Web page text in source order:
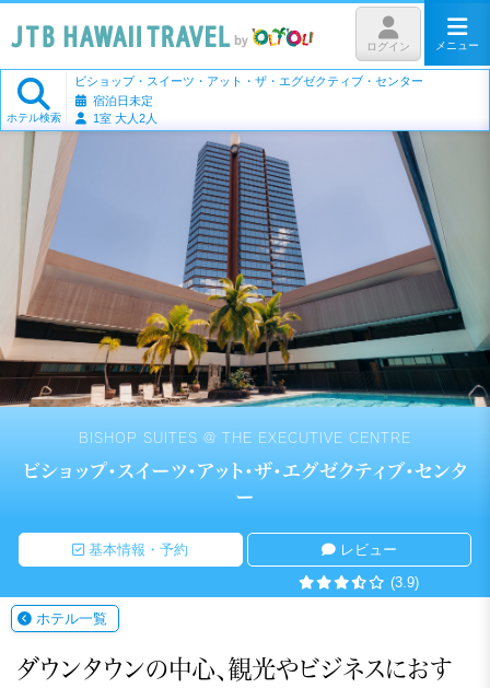
ホテル検索
ビショップ・スイーツ・アット・ザ・エグゼクティブ・センター
宿泊日未定
1室 大人2人
ログイン メニュー
BISHOP SUITES @ THE EXECUTIVE CENTRE
ビショップ・スイーツ・アット・ザ・エグゼクティブ・センタ
ー
基本情報・予約
レビュー
(3.9)
ホテル一覧
ダウンタウンの中心、観光やビジネスにおす